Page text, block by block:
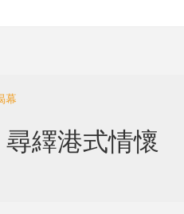
幕
繹港式情懷